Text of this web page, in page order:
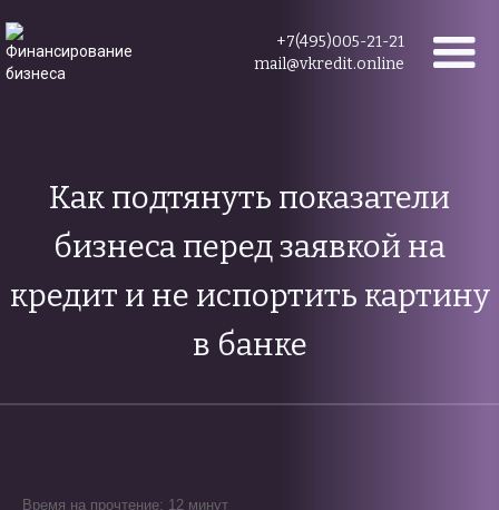
+7(495)005-21-21
mail@vkredit.online
Как подтянуть показатели
бизнеса перед заявкой на
кредит и не испортить картину
в банке
Время на прочтение: 12 минут